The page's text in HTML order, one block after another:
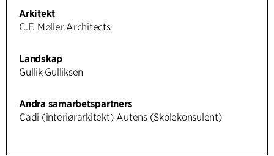
Arkitekt
C.F. Møller Architects
Landskap
Gullik Gulliksen
Andra samarbetspartners
Cadi (interiørarkitekt) Autens (Skolekonsulent)